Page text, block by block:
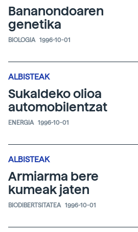
Bananondoaren
genetika
BIOLOGIA 1996-10-01
ALBISTEAK
Sukaldeko olioa
automobilentzat
ENERGIA 1996-10-01
ALBISTEAK
Armiarma bere
kumeak jaten
BIODIBERTSITATEA 1996-10-01